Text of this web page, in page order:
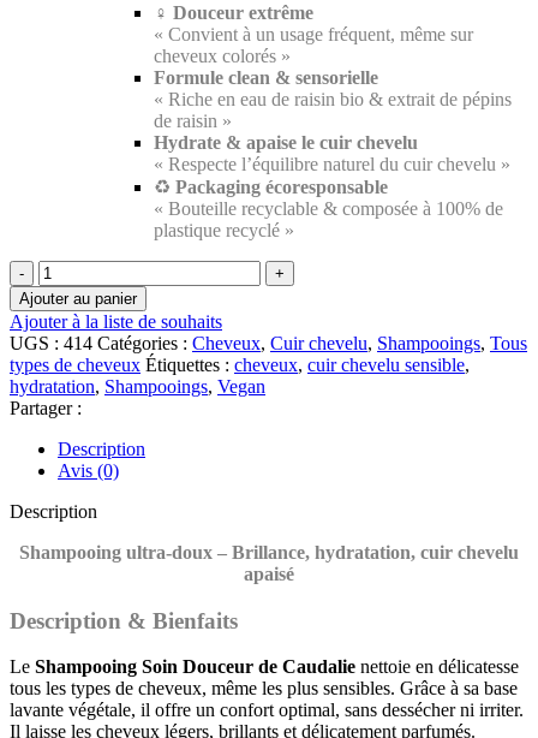
‍♀️ Douceur extrême
« Convient à un usage fréquent, même sur
cheveux colorés »
Formule clean & sensorielle
« Riche en eau de raisin bio & extrait de pépins
de raisin »
Hydrate & apaise le cuir chevelu
« Respecte l’équilibre naturel du cuir chevelu »
♻️ Packaging écoresponsable
« Bouteille recyclable & composée à 100% de
plastique recyclé »
quantité
de
✨
Caudalie
Shampooing
Soin
Douceur
|
200
ml
Ajouter au panier
Ajouter à la liste de souhaits
UGS : 414 Catégories : Cheveux, Cuir chevelu, Shampooings, Tous
types de cheveux Étiquettes : cheveux, cuir chevelu sensible,
hydratation, Shampooings, Vegan
Partager :
Description
Avis (0)
Description
Shampooing ultra-doux – Brillance, hydratation, cuir chevelu
apaisé
Description & Bienfaits
Le Shampooing Soin Douceur de Caudalie nettoie en délicatesse
tous les types de cheveux, même les plus sensibles. Grâce à sa base
lavante végétale, il offre un confort optimal, sans dessécher ni irriter.
Il laisse les cheveux légers, brillants et délicatement parfumés.